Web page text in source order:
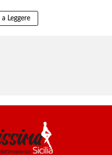
Leggere